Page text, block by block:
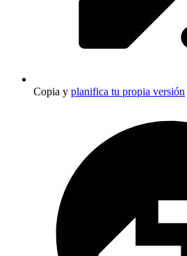
Copia y planifica tu propia versión